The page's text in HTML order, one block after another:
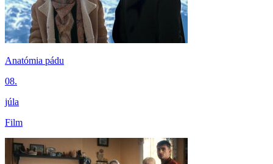
Anatómia pádu
08.
júla
Film